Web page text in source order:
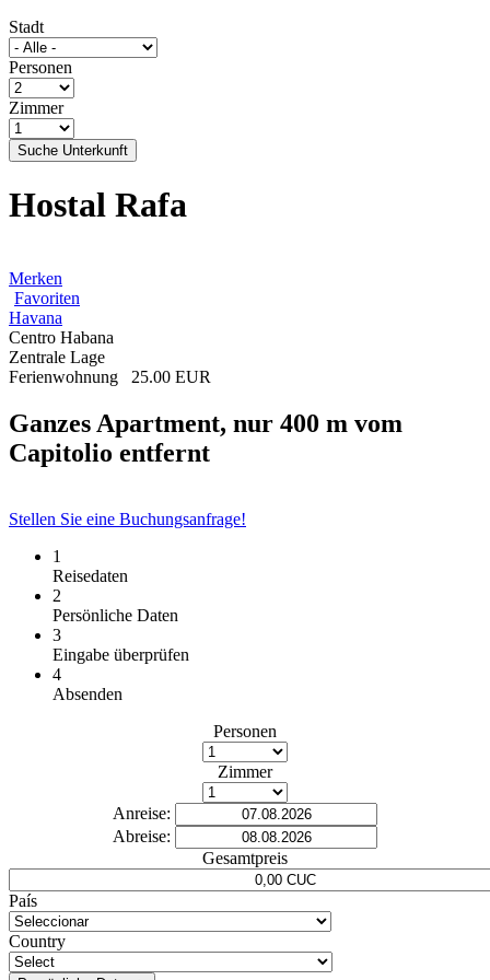
Stadt
Personen
Zimmer
Suche Unterkunft
Hostal Rafa
Merken
Favoriten
Havana
Centro Habana
Zentrale Lage
Ferienwohnung
25.00 EUR
Ganzes Apartment, nur 400 m vom
Capitolio entfernt
Stellen Sie eine Buchungsanfrage!
1
Reisedaten
2
Persönliche Daten
3
Eingabe überprüfen
4
Absenden
Personen
Zimmer
Anreise:
Abreise:
Gesamtpreis
País
Country